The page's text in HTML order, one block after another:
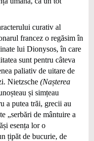
curativ al
francez o regăsim în
lui Dionysos, în care
sunt pentru câ­teva
paliativ de uitare de
Nietzsche (Nașterea
și simțeau
a putea trăi, grecii au
„serbări de mântuire a
esența lor o
țipăt de bucurie, de